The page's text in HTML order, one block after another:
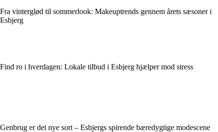
Fra vinterglød til sommerlook: Makeuptrends gennem årets sæsoner i
Esbjerg
Find ro i hverdagen: Lokale tilbud i Esbjerg hjælper mod stress
Genbrug er det nye sort – Esbjergs spirende bæredygtige modescene